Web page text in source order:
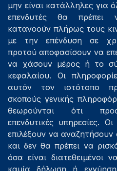
μην είναι κατάλληλες για
επενδυτές θα πρέπει
κατανοούν πλήρως τους
με την επένδυση σε
προτού αποφασίσουν να
να χάσουν μέρος ή το
κεφαλαίου. Οι
αυτόν τον ιστότοπο
σκοπούς γενικής
θεωρούνται ότι
επενδυτικές υπηρεσίες.
επιλέξουν να
και δεν θα πρέπει να
όσα είναι διατεθειμένοι
καμία δήλωση ή εγγύηση